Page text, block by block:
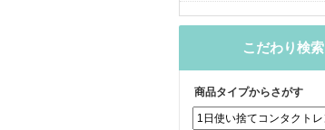
こだわり検索
商品タイプからさがす